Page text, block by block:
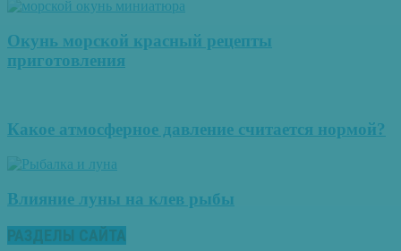
Окунь морской красный рецепты
приготовления
Какое атмосферное давление считается нормой?
Влияние луны на клев рыбы
РАЗДЕЛЫ САЙТА